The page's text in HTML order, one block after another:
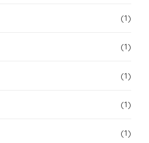
(1)
(1)
(1)
(1)
(1)